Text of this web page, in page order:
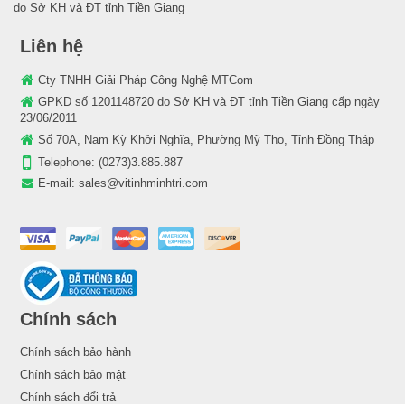
do Sở KH và ĐT tỉnh Tiền Giang
Liên hệ
Cty TNHH Giải Pháp Công Nghệ MTCom
GPKD số 1201148720 do Sở KH và ĐT tỉnh Tiền Giang cấp ngày
23/06/2011
Số 70A, Nam Kỳ Khởi Nghĩa, Phường Mỹ Tho, Tỉnh Đồng Tháp
Telephone: (0273)3.885.887
E-mail: sales@vitinhminhtri.com
Chính sách
Chính sách bảo hành
Chính sách bảo mật
Chính sách đổi trả